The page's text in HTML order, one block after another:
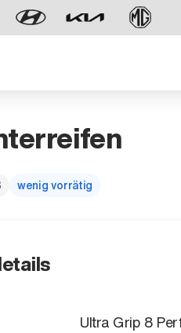
um vorauszugehen.
wenig vorrätig
Ultra Grip 8